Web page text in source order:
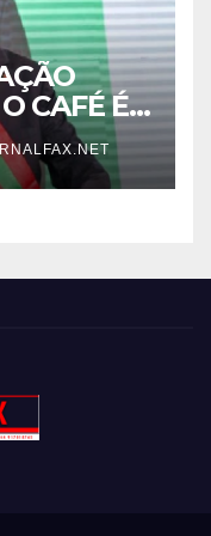
CAFÉ É
DORME E
DA